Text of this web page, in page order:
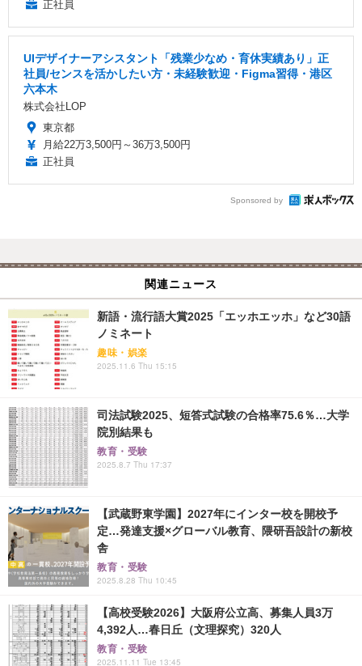
正社員
UIデザイナーアシスタント「残業少なめ・育休実績あり」正
社員/センスを活かしたい方・未経験歓迎・Figma習得・港区
六本木
株式会社LOP
東京都
月給22万3,500円～36万3,500円
正社員
Sponsored by
関連ニュース
新語・流行語大賞2025「エッホエッホ」など30語
ノミネート
趣味・娯楽
2025.11.6 Thu 15:15
司法試験2025、短答式試験の合格率75.6％…大学
院別結果も
教育・受験
2025.8.7 Thu 17:37
【武蔵野東学園】2027年にインター校を開校予
定…発達支援×グローバル教育、隈研吾設計の新校
舎
教育・受験
2025.8.28 Thu 10:45
【高校受験2026】大阪府公立高、募集人員3万
4,392人…春日丘（文理探究）320人
教育・受験
2025.11.11 Tue 13:45